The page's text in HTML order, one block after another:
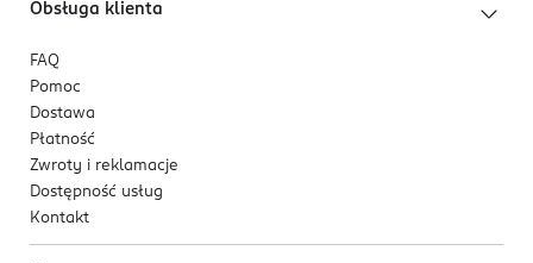
Obsługa klienta
FAQ
Pomoc
Dostawa
Płatność
Zwroty i reklamacje
Dostępność usług
Kontakt